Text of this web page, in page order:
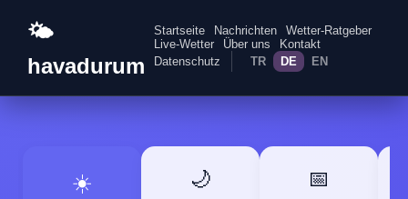
🌤️
havadurum
Startseite Nachrichten
Wetter-Ratgeber
Live-Wetter
Über uns
Kontakt
Datenschutz
TR DE EN
☀️ 🌙 📅